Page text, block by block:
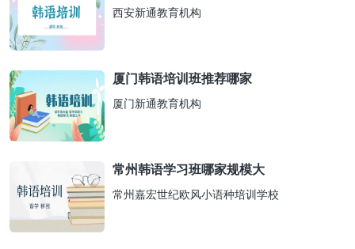
西安新通教育机构
厦门韩语培训班推荐哪家
厦门新通教育机构
常州韩语学习班哪家规模大
常州嘉宏世纪欧风小语种培训学校